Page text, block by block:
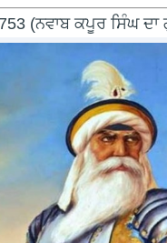
(ਨਵਾਬ ਕਪੂਰ ਸਿੰਘ ਦਾ